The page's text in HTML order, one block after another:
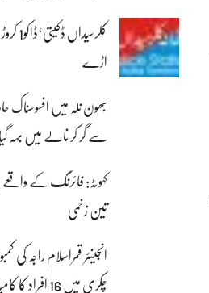
اڑے
بھون نلہ میں افسوسناک
سے گر کر نالے میں بہہ گیا
کہوٹہ: فائرنگ کے
تین زخمی
انجینئر قمراسلام راجہ کی
چکری میں 16 افراد کا کامیاب ریسکیو